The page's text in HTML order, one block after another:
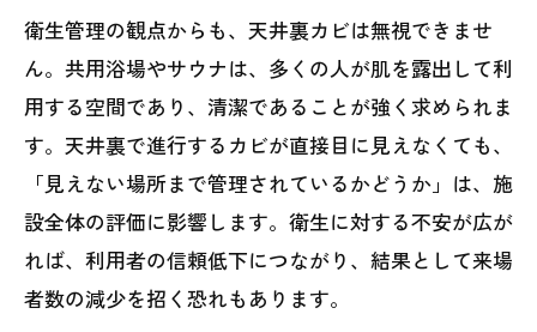
衛生管理の観点からも、天井裏カビは無視できませ
ん。共用浴場やサウナは、多くの人が肌を露出して利
用する空間であり、清潔であることが強く求められま
す。天井裏で進行するカビが直接目に見えなくても、
「見えない場所まで管理されているかどうか」は、施
設全体の評価に影響します。衛生に対する不安が広が
れば、利用者の信頼低下につながり、結果として来場
者数の減少を招く恐れもあります。